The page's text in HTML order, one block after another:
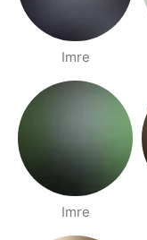
Imre
Imre